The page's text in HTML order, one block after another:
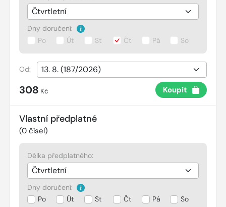
Dny doručení:
Po
Út St Čt Pá So
Od:
308 Kč Koupit
Vlastní předplatné
(0 čísel)
Délka předplatného:
Dny doručení:
Po
Út St Čt Pá So